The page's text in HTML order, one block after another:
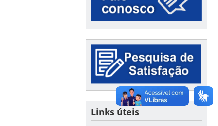
Links úteis